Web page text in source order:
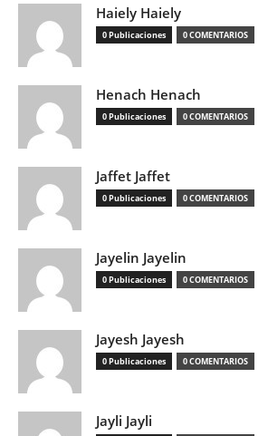
Haiely Haiely
0 Publicaciones 0 COMENTARIOS
Henach Henach
0 Publicaciones 0 COMENTARIOS
Jaffet Jaffet
0 Publicaciones 0 COMENTARIOS
Jayelin Jayelin
0 Publicaciones 0 COMENTARIOS
Jayesh Jayesh
0 Publicaciones 0 COMENTARIOS
Jayli Jayli